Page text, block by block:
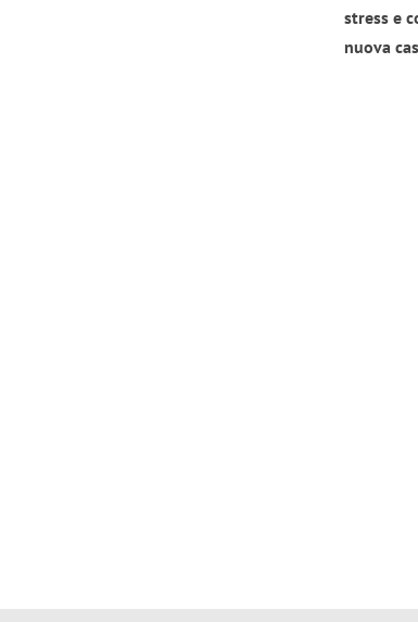
stress e
nuova